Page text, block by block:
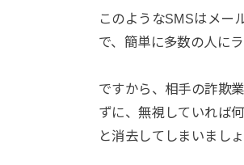
このようなSMSはメー
で、簡単に多数の人に
ですから、相手の詐欺
ずに、無視していれば
と消去してしまいましょ